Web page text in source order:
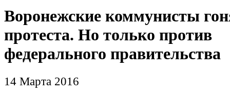
Воронежские коммунисты
протеста. Но только против
федерального правительства
14 Марта 2016